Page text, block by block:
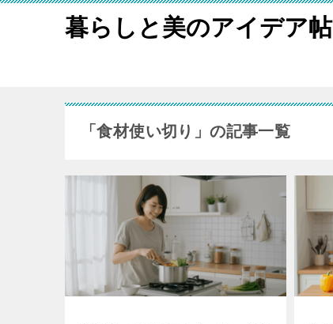
暮らしと美のアイデア帖
「食材使い切り」の記事一覧